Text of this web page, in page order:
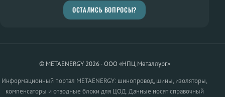
ОСТАЛИСЬ ВОПРОСЫ?
© METAENERGY 2026 · ООО «НПЦ Металлург»
Информационный портал METAENERGY: шинопровод, шины, изоляторы,
компенсаторы и отводные блоки для ЦОД. Данные носят справочный